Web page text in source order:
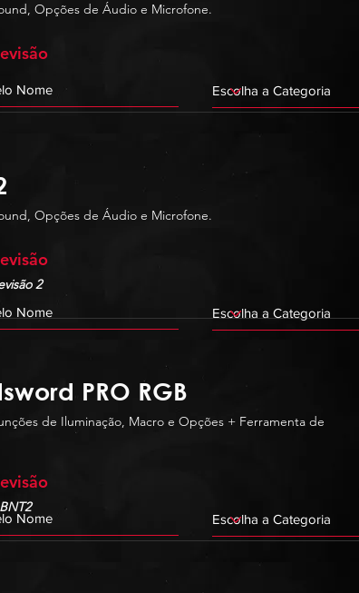
Opções de Áudio e Microfone.
Opções de Áudio e Microfone.
2
PRO RGB
de Iluminação, Macro e Opções + Ferramenta de